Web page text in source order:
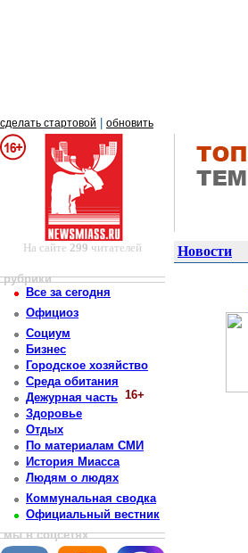
сделать стартовой обновить
На сайте 299 читателей Новости
рубрики
Все за сегодня
Официоз
Социум
Бизнес
Городское хозяйство
Среда обитания
Дежурная часть 16+
Здоровье
Отдых
По материалам СМИ
История Миасса
Людям о людях
Коммунальная сводка
Официальный вестник
мы в соцсетях